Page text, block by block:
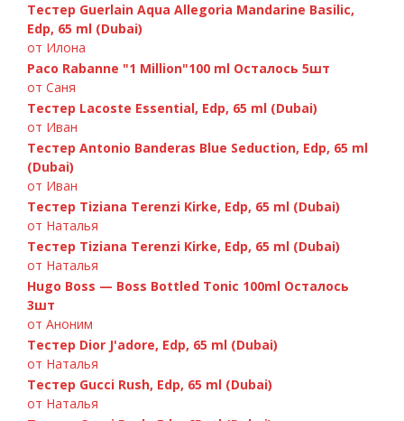
A.Banderas «Blue Seduction» 100ml
Тестер Guerlain Aqua Allegoria Mandarine Basilic,
Edp, 65 ml (Dubai)
от Илона
Paco Rabanne "1 Million"100 ml Осталось 5шт
от Саня
Тестер Lacoste Essential, Edp, 65 ml (Dubai)
от Иван
Тестер Antonio Banderas Blue Seduction, Edp, 65 ml
(Dubai)
от Иван
Тестер Tiziana Terenzi Kirke, Edp, 65 ml (Dubai)
от Наталья
Тестер Tiziana Terenzi Kirke, Edp, 65 ml (Dubai)
от Наталья
Hugo Boss — Boss Bottled Tonic 100ml Осталось
3шт
от Аноним
Тестер Dior J'adore, Edp, 65 ml (Dubai)
от Наталья
Тестер Gucci Rush, Edp, 65 ml (Dubai)
от Наталья